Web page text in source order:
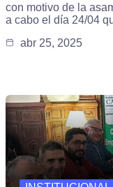
con motivo de la
a cabo el día 24/04
abr 25, 2025